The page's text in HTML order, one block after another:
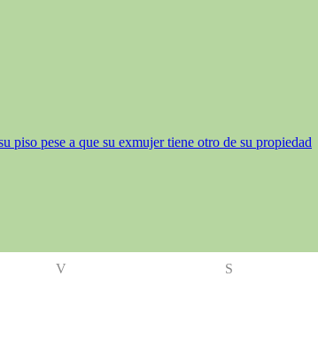
piso pese a que su exmujer tiene otro de su propiedad
V S